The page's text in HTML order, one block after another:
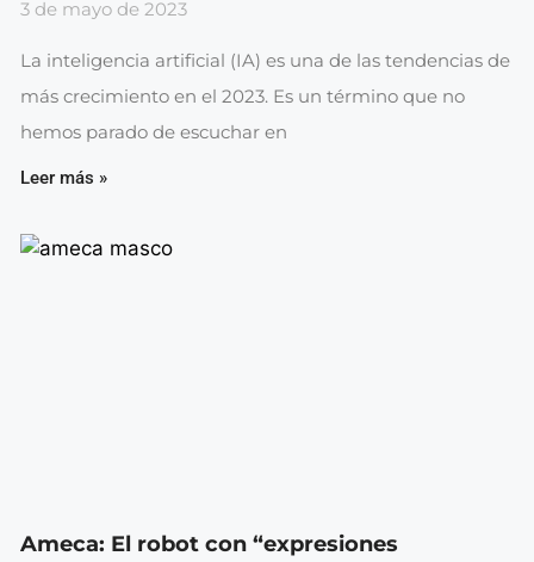
3 de mayo de 2023
La inteligencia artificial (IA) es una de las tendencias de
más crecimiento en el 2023. Es un término que no
hemos parado de escuchar en
Leer más »
Ameca: El robot con “expresiones